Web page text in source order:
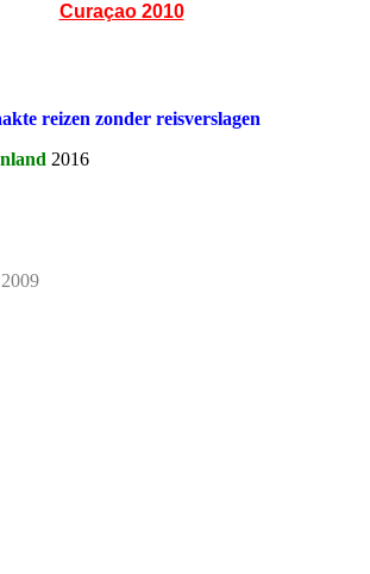
Curaçao 2010
reizen zonder reisverslagen
2016
2009